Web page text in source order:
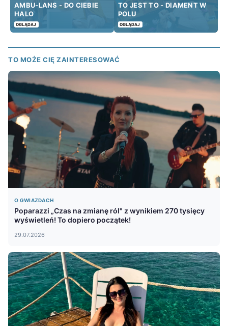
AMBU-LANS - DO CIEBIE
HALO
OGLĄDAJ
TO JEST TO - DIAMENT W
POLU
OGLĄDAJ
TO MOŻE CIĘ ZAINTERESOWAĆ
O GWIAZDACH
Poparazzi „Czas na zmianę ról" z wynikiem 270 tysięcy
wyświetleń! To dopiero początek!
29.07.2026